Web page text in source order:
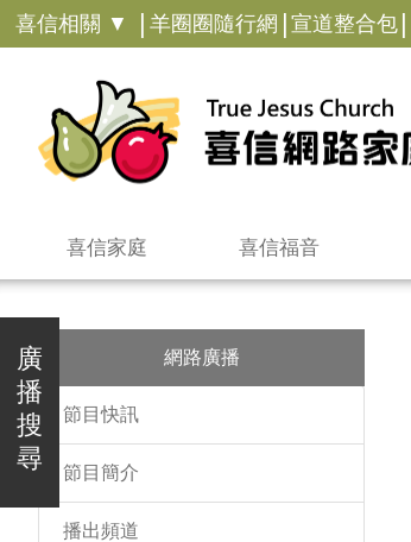
喜信相關 ▼ | 羊圈圈隨行網 | 宣道整合包 |
喜信家庭 喜信福音
廣
播
搜
尋
網路廣播
節目快訊
節目簡介
播出頻道